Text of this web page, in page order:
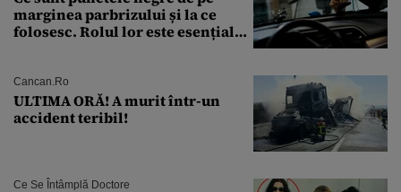
marginea parbrizului și la ce
folosesc. Rolul lor este esențial
Cancan.ro
ULTIMA ORĂ! A murit într-un
accident teribil!
Ce Se Întâmplă Doctore